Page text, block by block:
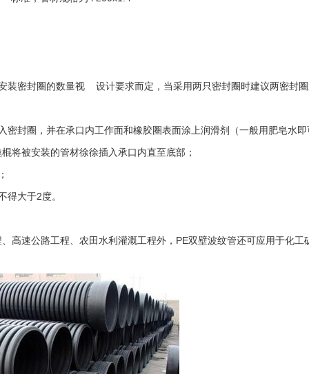
装密封圈的数量视 设计要求而定，当采用两只密封圈时建议两密封
密封圈，并在承口内工作面和橡胶圈表面涂上润滑剂（一般用肥皂水即
将被安装的管材徐徐插入承口内直至底部；
得大于2度。
高速公路工程、农田水利灌溉工程外，PE双壁波纹管还可应用于化工